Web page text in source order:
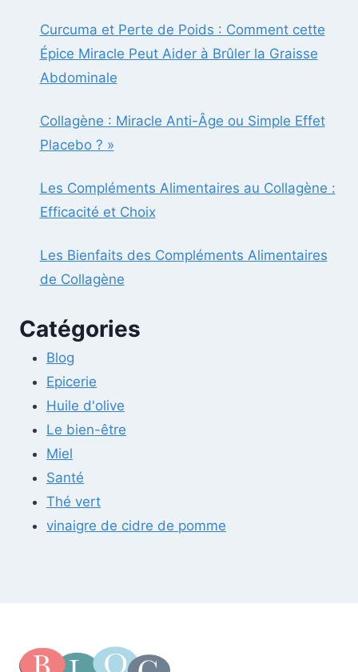
Curcuma et Perte de Poids : Comment cette
Épice Miracle Peut Aider à Brûler la Graisse
Abdominale
Collagène : Miracle Anti-Âge ou Simple Effet
Placebo ? »
Les Compléments Alimentaires au Collagène :
Efficacité et Choix
Les Bienfaits des Compléments Alimentaires
de Collagène
Catégories
Blog
Epicerie
Huile d'olive
Le bien-être
Miel
Santé
Thé vert
vinaigre de cidre de pomme